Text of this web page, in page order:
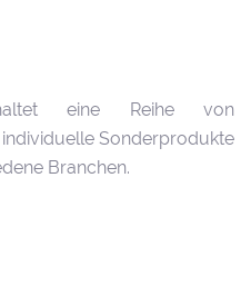
eine Reihe von
Sonderprodukte
Branchen.